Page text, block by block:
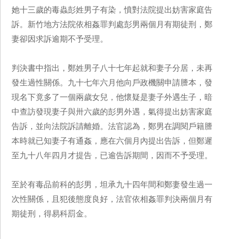
她十三歲的毒蟲彭姓男子有染，憤對法院提出妨害家庭告
訴。新竹地方法院依相姦罪判處彭男兩個月有期徒刑，鄭
妻卻因求訴逾期不予受理。
判決書中指出，鄭姓男子八十七年起就和妻子分居，未再
發生過性關係。九十七年六月他向戶政機關申請謄本，發
現名下竟多了一個兩歲女兒，他懷疑是妻子外遇生子，暗
中查訪發現妻子與卅六歲的彭男外遇，氣得提出妨害家庭
告訴，並向法院訴請離婚。法官認為，鄭男在調閱戶籍謄
本時就已知妻子有通姦，應在六個月內提出告訴，但鄭遲
至九十八年四月才提告，已逾告訴期間，因而不予受理。
至於有毒品前科的彭男，坦承九十四年間和鄭妻發生過一
次性關係，且犯後態度良好，法官依相姦罪判決兩個月有
期徒刑，得易科罰金。